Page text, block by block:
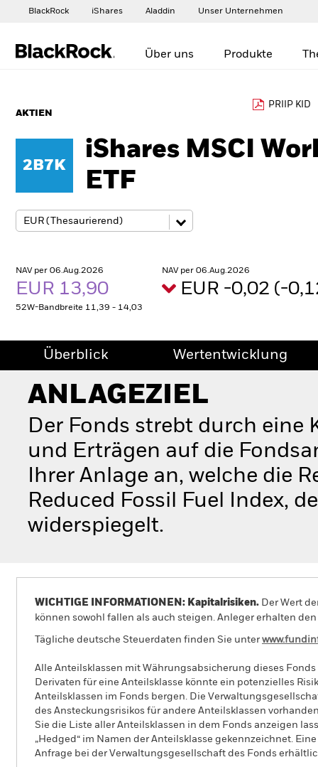
BlackRock iShares Aladdin Unser Unternehmen
Über uns Produkte
AKTIEN
PRIIP KID
2B7K
iShares MSCI
ETF
NAV per 06.Aug.2026
EUR 13,90
52W-Bandbreite 11,39 - 14,03
NAV per 06.Aug.2026
EUR -0,02 (-
Überblick Wertentwicklung
ANLAGEZIEL
Der Fonds strebt durch
und Erträgen auf die
Ihrer Anlage an, welche die
Reduced Fossil Fuel Index,
widerspiegelt.
WICHTIGE INFORMATIONEN: Kapitalrisiken. Der Wert
können sowohl fallen als auch steigen. Anleger erhalten
Tägliche deutsche Steuerdaten finden Sie unter
Alle Anteilsklassen mit Währungsabsicherung dieses
Derivaten für eine Anteilsklasse könnte ein potenzielles
Anteilsklassen im Fonds bergen. Die
des Ansteckungsrisikos für andere Anteilsklassen
Sie die Liste aller Anteilsklassen in dem Fonds anzeigen
„Hedged“ im Namen der Anteilsklasse gekennzeichnet.
Anfrage bei der Verwaltungsgesellschaft des Fonds